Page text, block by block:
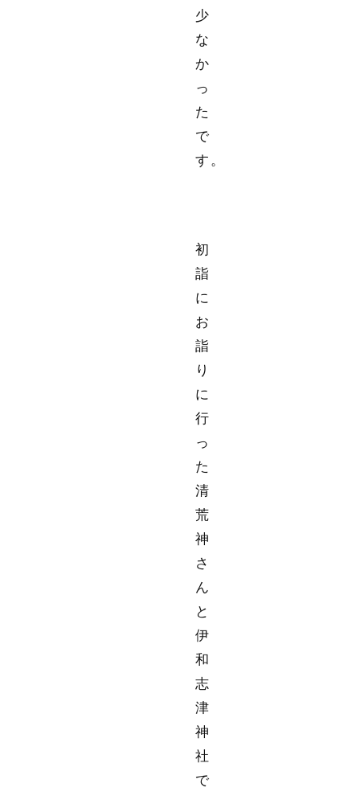
少
な
か
っ
た
で
す。
初
詣
に
お
詣
り
に
行
っ
た
清
荒
神
さ
ん
と
伊
和
志
津
神
社
で